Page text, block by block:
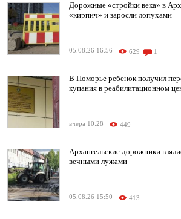
Дорожные «стройки века» в
«кирпич» и заросли лопухами
05.08.26 16:56 629 1
В Поморье ребенок получил
купания в реабилитационном
вчера 10:28 449
Архангельские дорожники
вечными лужами
05.08.26 15:50 413